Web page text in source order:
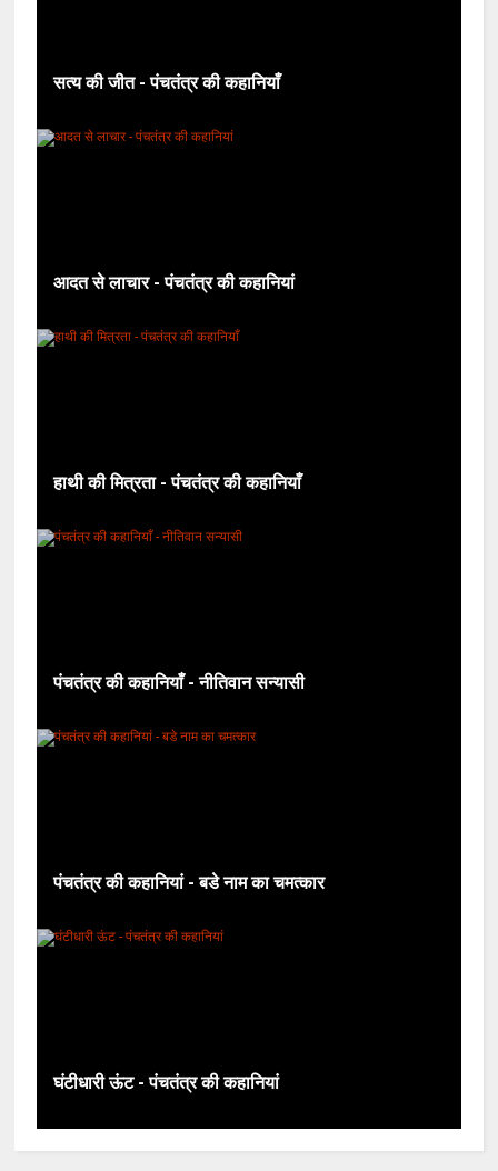
सत्य की जीत - पंचतंत्र की कहानियाँ
आदत से लाचार - पंचतंत्र की कहानियां
हाथी की मित्रता - पंचतंत्र की कहानियाँ
पंचतंत्र की कहानियाँ - नीतिवान सन्यासी
पंचतंत्र की कहानियां - बडे नाम का चमत्कार
घंटीधारी ऊंट - पंचतंत्र की कहानियां